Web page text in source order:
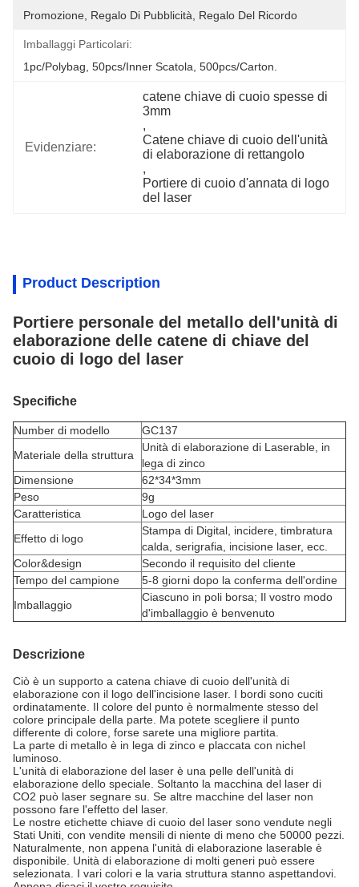
Promozione, Regalo Di Pubblicità, Regalo Del Ricordo
Imballaggi Particolari:
1pc/polybag, 50pcs/inner Scatola, 500pcs/carton.
Evidenziare:
catene chiave di cuoio spesse di
3mm
,
Catene chiave di cuoio dell'unità
di elaborazione di rettangolo
,
Portiere di cuoio d'annata di logo
del laser
Product Description
Portiere personale del metallo dell'unità di
elaborazione delle catene di chiave del
cuoio di logo del laser
Specifiche
Number di modello
GC137
Materiale della struttura
Unità di elaborazione di Laserable, in
lega di zinco
Dimensione
62*34*3mm
Peso
9g
Caratteristica
Logo del laser
Effetto di logo
Stampa di Digital, incidere, timbratura
calda, serigrafia, incisione laser, ecc.
Color&design
Secondo il requisito del cliente
Tempo del campione
5-8 giorni dopo la conferma dell'ordine
Imballaggio
Ciascuno in poli borsa; Il vostro modo
d'imballaggio è benvenuto
Descrizione
Ciò è un supporto a catena chiave di cuoio dell'unità di
elaborazione con il logo dell'incisione laser. I bordi sono cuciti
ordinatamente. Il colore del punto è normalmente stesso del
colore principale della parte. Ma potete scegliere il punto
differente di colore, forse sarete una migliore partita.
La parte di metallo è in lega di zinco e placcata con nichel
luminoso.
L'unità di elaborazione del laser è una pelle dell'unità di
elaborazione dello speciale. Soltanto la macchina del laser di
CO2 può laser segnare su. Se altre macchine del laser non
possono fare l'effetto del laser.
Le nostre etichette chiave di cuoio del laser sono vendute negli
Stati Uniti, con vendite mensili di niente di meno che 50000 pezzi.
Naturalmente, non appena l'unità di elaborazione laserable è
disponibile. Unità di elaborazione di molti generi può essere
selezionata. I vari colori e la varia struttura stanno aspettandovi.